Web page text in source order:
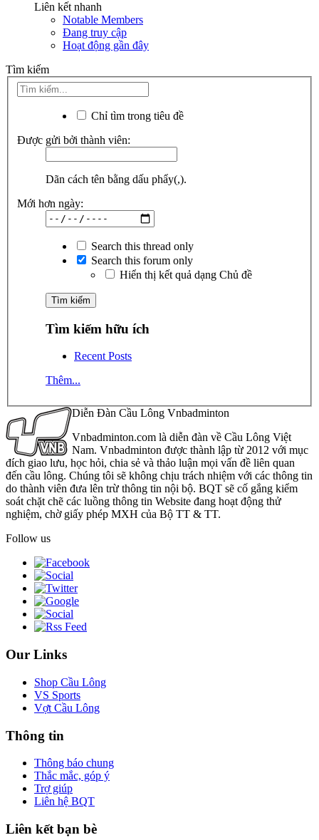
Liên kết nhanh
Notable Members
Đang truy cập
Hoạt động gần đây
Tìm kiếm
Chỉ tìm trong tiêu đề
Được gửi bởi thành viên:
Dãn cách tên bằng dấu phẩy(,).
Mới hơn ngày:
Search this thread only
Search this forum only
Hiển thị kết quả dạng Chủ đề
Tìm kiếm hữu ích
Recent Posts
Thêm...
Diễn Đàn Cầu Lông Vnbadminton
Vnbadminton.com là diễn đàn về Cầu Lông Việt
Nam. Vnbadminton được thành lập từ 2012 với mục
đích giao lưu, học hỏi, chia sẻ và thảo luận mọi vấn đề liên quan
đến cầu lông. Chúng tôi sẽ không chịu trách nhiệm với các thông tin
do thành viên đưa lên trừ thông tin nội bộ. BQT sẽ cố gắng kiểm
soát chặt chẽ các luồng thông tin Website đang hoạt động thử
nghiệm, chờ giấy phép MXH của Bộ TT & TT.
Follow us
Our Links
Shop Cầu Lông
VS Sports
Vợt Cầu Lông
Thông tin
Thông báo chung
Thắc mắc, góp ý
Trợ giúp
Liên hệ BQT
Liên kết bạn bè